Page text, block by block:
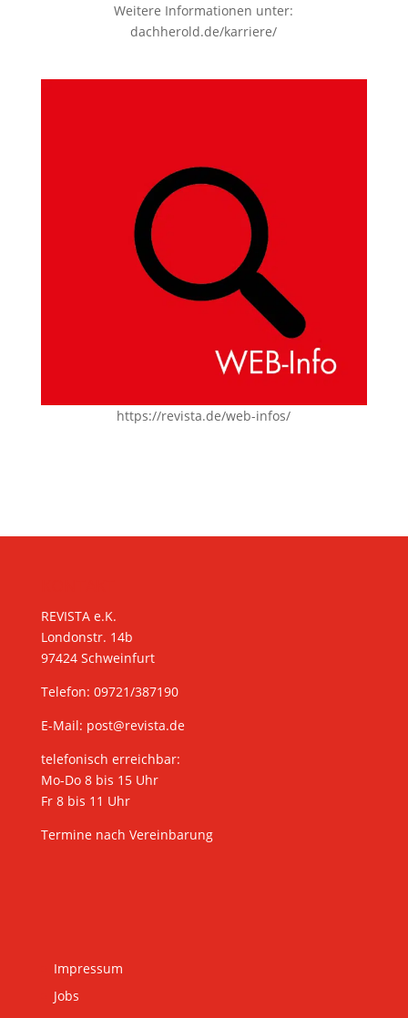
Weitere Informationen unter:
dachherold.de/karriere/
https://revista.de/web-infos/
REVISTA e.K.
Londonstr. 14b
97424 Schweinfurt
Telefon: 09721/387190
E-Mail: post@revista.de
telefonisch erreichbar:
Mo-Do 8 bis 15 Uhr
Fr 8 bis 11 Uhr
Termine nach Vereinbarung
Impressum
Jobs